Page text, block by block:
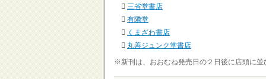
三省堂書店
有隣堂
くまざわ書店
丸善ジュンク堂書店
※新刊は、おおむね発売日の２日後に店頭に並